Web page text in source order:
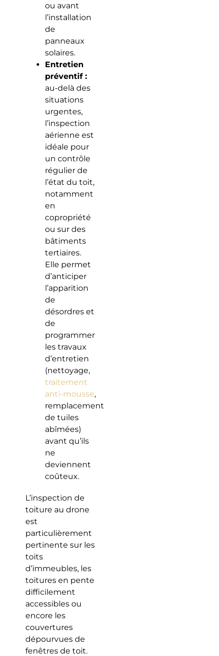
ou avant
l’installation
de
panneaux
solaires.
Entretien
préventif :
au-delà des
situations
urgentes,
l’inspection
aérienne est
idéale pour
un contrôle
régulier de
l’état du toit,
notamment
en
copropriété
ou sur des
bâtiments
tertiaires.
Elle permet
d’anticiper
l’apparition
de
désordres et
de
programmer
les travaux
d’entretien
(nettoyage,
traitement
anti-mousse,
remplacement
de tuiles
abîmées)
avant qu’ils
ne
deviennent
coûteux.
L’inspection de
toiture au drone
est
particulièrement
pertinente sur les
toits
d’immeubles, les
toitures en pente
difficilement
accessibles ou
encore les
couvertures
dépourvues de
fenêtres de toit.